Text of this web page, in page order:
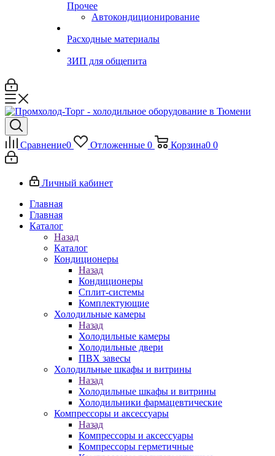
Прочее
Автокондиционирование
Расходные материалы
ЗИП для общепита
Сравнение0 Отложенные 0 Корзина0 0
Личный кабинет
Главная
Главная
Каталог
Назад
Каталог
Кондиционеры
Назад
Кондиционеры
Сплит-системы
Комплектующие
Холодильные камеры
Назад
Холодильные камеры
Холодильные двери
ПВХ завесы
Холодильные шкафы и витрины
Назад
Холодильные шкафы и витрины
Холодильники фармацевтические
Компрессоры и аксессуары
Назад
Компрессоры и аксессуары
Компрессоры герметичные